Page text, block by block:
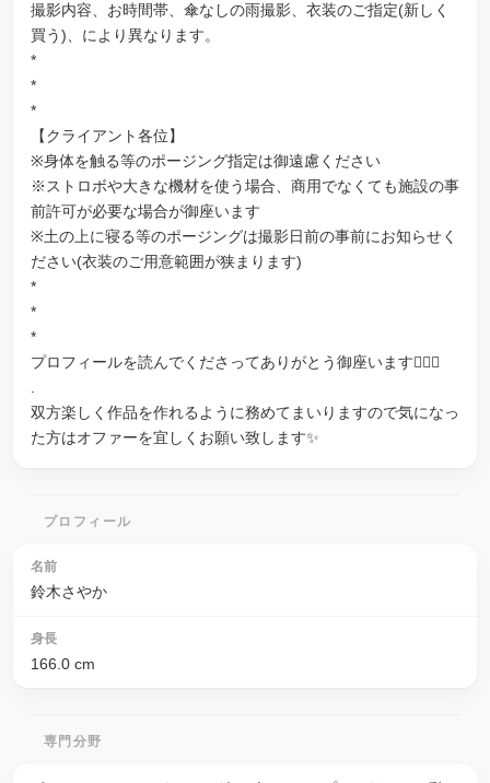
撮影内容、お時間帯、傘なしの雨撮影、衣装のご指定(新しく
買う)、により異なります。
*
*
*
【クライアント各位】
※身体を触る等のポージング指定は御遠慮ください
※ストロボや大きな機材を使う場合、商用でなくても施設の事
前許可が必要な場合が御座います
※土の上に寝る等のポージングは撮影日前の事前にお知らせく
ださい(衣装のご用意範囲が狭まります)
*
*
*
プロフィールを読んでくださってありがとう御座います🙇‍♂️✨
.
双方楽しく作品を作れるように務めてまいりますので気になっ
た方はオファーを宜しくお願い致します✨
プロフィール
名前
鈴木さやか
身長
166.0 cm
専門分野